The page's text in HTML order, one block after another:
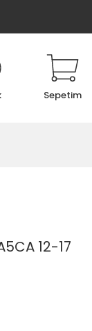
Sepetim
12-17